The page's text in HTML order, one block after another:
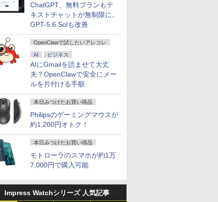
ChatGPT、無料プランもテ
キストチャットが無制限に。
GPT-5.6 Solも改善
OpenClawで試したいアレコレ
AI ビジネス
AIにGmailを読ませて大丈
夫？OpenClawで安全にメー
ルを片付ける手順
本日みつけたお買い得品
Philipsのゲーミングマウスが
約1,200円オトク！
本日みつけたお買い得品
モトローラのスマホが約1万
7,000円で購入可能
Impress Watchシリーズ 人気記事